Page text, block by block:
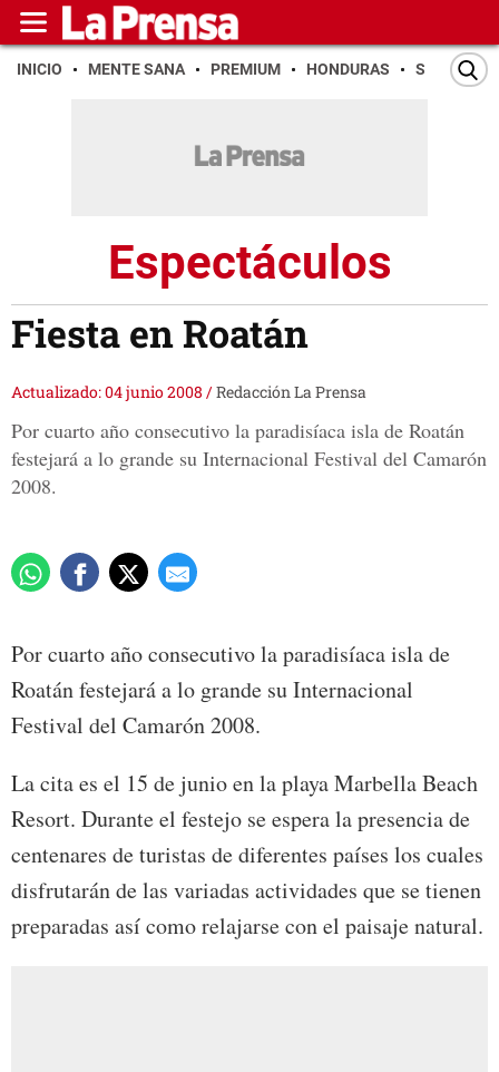
INICIO MENTE SANA PREMIUM HONDURAS SAN PEDRO
Espectáculos
Fiesta en Roatán
Actualizado: 04 junio 2008 /Redacción La Prensa
Por cuarto año consecutivo la paradisíaca isla de Roatán
festejará a lo grande su Internacional Festival del Camarón
2008.
Por cuarto año consecutivo la paradisíaca isla de
Roatán festejará a lo grande su Internacional
Festival del Camarón 2008.
La cita es el 15 de junio en la playa Marbella Beach
Resort. Durante el festejo se espera la presencia de
centenares de turistas de diferentes países los cuales
disfrutarán de las variadas actividades que se tienen
preparadas así como relajarse con el paisaje natural.